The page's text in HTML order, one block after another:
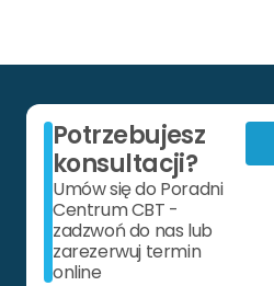
Potrzebujesz
konsultacji?
Umów się do Poradni
Centrum CBT -
zadzwoń do nas lub
zarezerwuj termin
online